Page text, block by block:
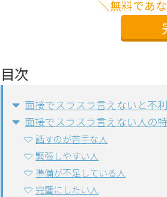
＼無料であ
目次
面接でスラスラ言えないと不
面接でスラスラ言えない人の
話すのが苦手な人
緊張しやすい人
準備が不足している人
完璧にしたい人